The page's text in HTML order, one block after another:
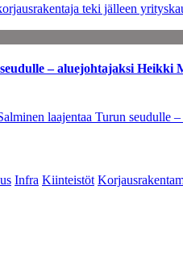
teki jälleen
– aluejohtajaksi Heikki
laajentaa Turun seudulle
Infra Kiinteistöt